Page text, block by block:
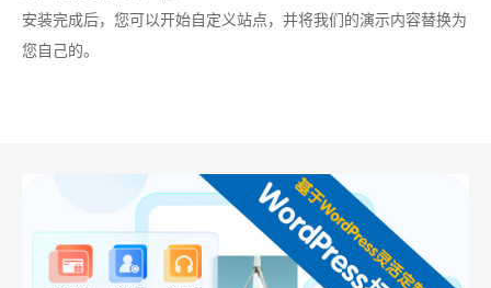
安装完成后，您可以开始自定义站点，并将我们的演示内容替换为
您自己的。